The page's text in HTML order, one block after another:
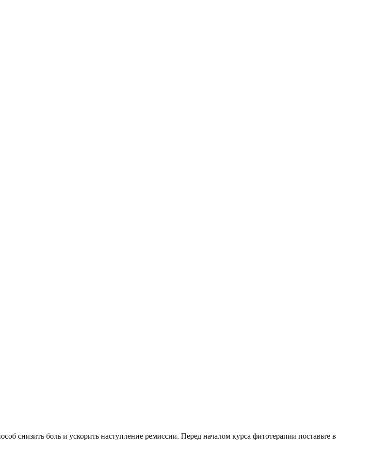
снизить боль и ускорить наступление ремиссии. Перед началом курса фитотерапии поставьте в